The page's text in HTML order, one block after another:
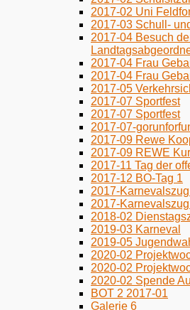
2017-02 Uni
2017-03 Schull-
2017-04 Besuch
2017-04 Frau
2017-04 Frau
2017-05
2017-07 Sportfest
2017-07 Sportfest
2017-07-
2017-09 Rewe
2017-09 REWE
2017-11 Tag der
2017-12 BO-Tag 1
2017-
2017-
2018-02
2019-03 Karneval
2019-05
2020-02
2020-02
2020-02 Spende
BOT 2 2017-01
Galerie 6